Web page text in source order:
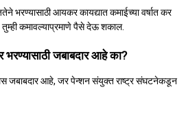
भरण्यासाठी आयकर कायद्यात कमाईच्या वर्षात कर
कमावल्याप्रमाणे पैसे देऊ शकाल.
जबाबदार आहे का?
जबाबदार आहे, जर पेन्शन संयुक्त राष्ट्र संघटनेकडून